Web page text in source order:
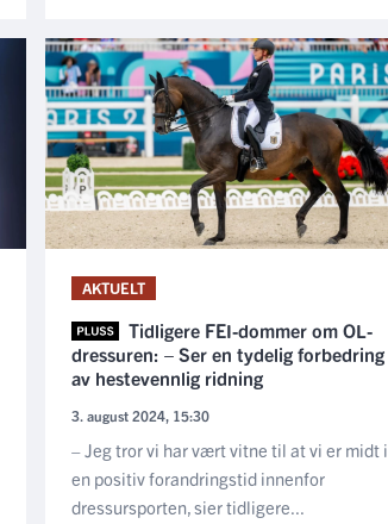
AKTUELT
Tidligere FEI-dommer om OL-
dressuren: – Ser en tydelig forbedring
av hestevennlig ridning
3. august 2024, 15:30
– Jeg tror vi har vært vitne til at vi er midt i
en positiv forandringstid innenfor
dressursporten, sier tidligere...